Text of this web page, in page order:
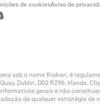
de cookiesAviso de
sob o nome Kraken, é
Dublin, D02 R296, Irlanda.
gerais e não
de qualquer estratégia